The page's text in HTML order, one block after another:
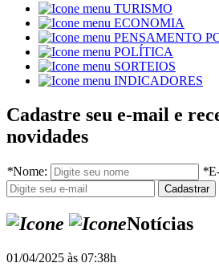
TURISMO
ECONOMIA
PENSAMENTO
POLÍTICA
SORTEIOS
INDICADORES
Cadastre seu e-mail e
novidades
*Nome: *
Notícias
01/04/2025 às 07:38h